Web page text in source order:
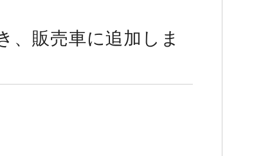
、販売車に追加しま